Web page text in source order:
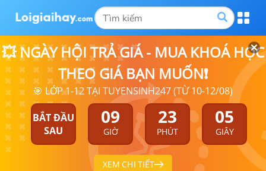
💥 NGÀY HỘI TRẢ GIÁ - MUA KHOÁ HỌC
THEO GIÁ BẠN MUỐN❗
🎯 LỚP 1-12 TẠI TUYENSINH247 (TỪ 10-12/08)
BẮT ĐẦU
SAU
09
GIỜ
23
PHÚT
04
GIÂY
XEM CHI TIẾT